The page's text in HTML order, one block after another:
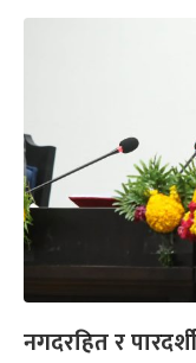
नगदरहित र